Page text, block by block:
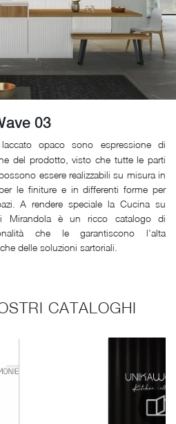
03
opaco sono espressione di
del prodotto, visto che tutte le parti
essere realizzabili su misura in
le finiture e in differenti forme per
A rendere speciale la Cucina su
Mirandola è un ricco catalogo di
che le garantiscono l'alta
delle soluzioni sartoriali.
CATALOGHI